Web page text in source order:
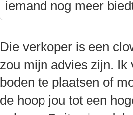
iemand nog meer
Die verkoper is een
zou mijn advies zijn. Ik
boden te plaatsen of
de hoop jou tot een